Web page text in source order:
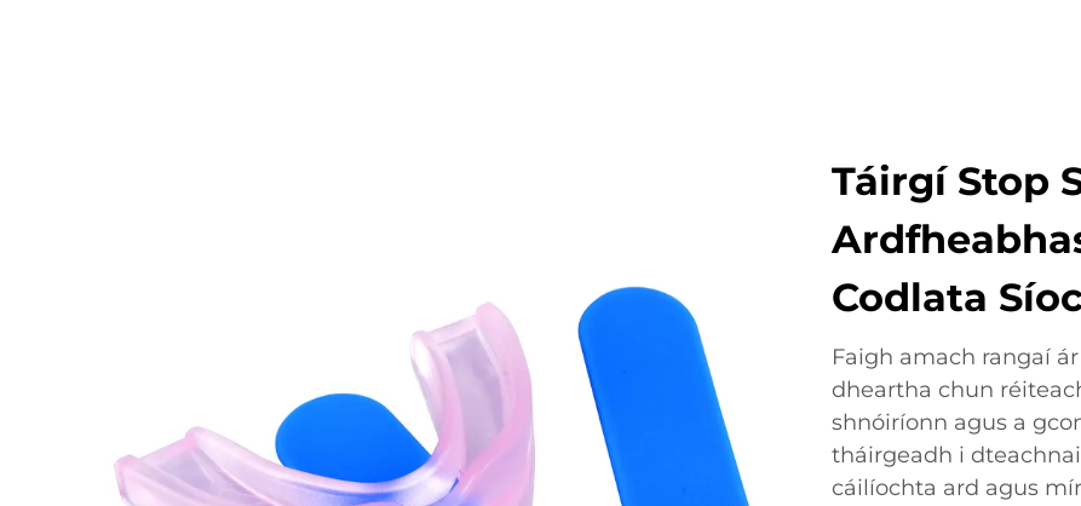
Táirgí Stop
Codlata
Faigh amach rangaí
dheartha chun
shnóiríonn agus a
tháirgeadh i
cáilíochta ard agus